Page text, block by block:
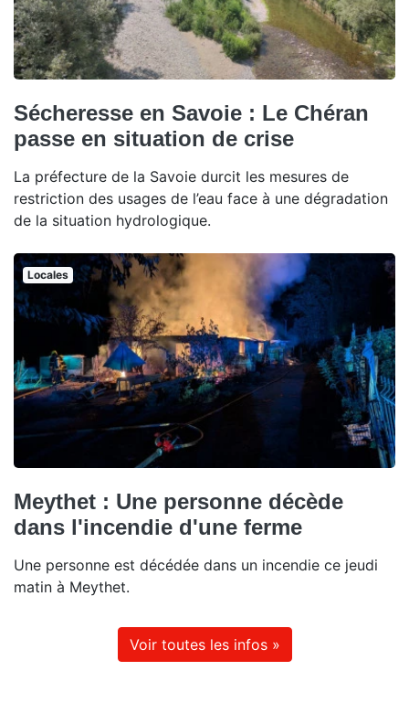
Sécheresse en Savoie : Le Chéran
passe en situation de crise
La préfecture de la Savoie durcit les mesures de
restriction des usages de l’eau face à une dégradation
de la situation hydrologique.
Locales
Meythet : Une personne décède
dans l'incendie d'une ferme
Une personne est décédée dans un incendie ce jeudi
matin à Meythet.
Voir toutes les infos »